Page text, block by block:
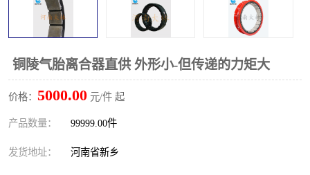
铜陵气胎离合器直供 外形小-但传递的力矩大
价格： 5000.00 元/件 起
产品数量： 99999.00件
发货地址： 河南省新乡